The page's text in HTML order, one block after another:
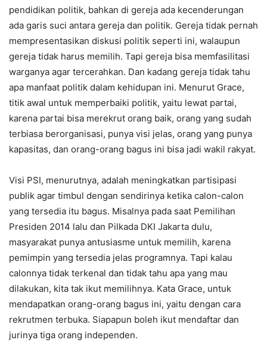
pendidikan politik, bahkan di gereja ada kecenderungan
ada garis suci antara gereja dan politik. Gereja tidak pernah
mempresentasikan diskusi politik seperti ini, walaupun
gereja tidak harus memilih. Tapi gereja bisa memfasilitasi
warganya agar tercerahkan. Dan kadang gereja tidak tahu
apa manfaat politik dalam kehidupan ini. Menurut Grace,
titik awal untuk memperbaiki politik, yaitu lewat partai,
karena partai bisa merekrut orang baik, orang yang sudah
terbiasa berorganisasi, punya visi jelas, orang yang punya
kapasitas, dan orang-orang bagus ini bisa jadi wakil rakyat.
Visi PSI, menurutnya, adalah meningkatkan partisipasi
publik agar timbul dengan sendirinya ketika calon-calon
yang tersedia itu bagus. Misalnya pada saat Pemilihan
Presiden 2014 lalu dan Pilkada DKI Jakarta dulu,
masyarakat punya antusiasme untuk memilih, karena
pemimpin yang tersedia jelas programnya. Tapi kalau
calonnya tidak terkenal dan tidak tahu apa yang mau
dilakukan, kita tak ikut memilihnya. Kata Grace, untuk
mendapatkan orang-orang bagus ini, yaitu dengan cara
rekrutmen terbuka. Siapapun boleh ikut mendaftar dan
jurinya tiga orang independen.